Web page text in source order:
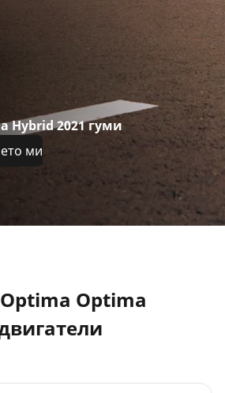
Hybrid 2021 гуми
ми
Optima